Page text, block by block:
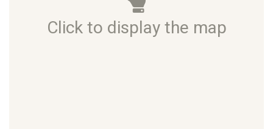
Click to display the map